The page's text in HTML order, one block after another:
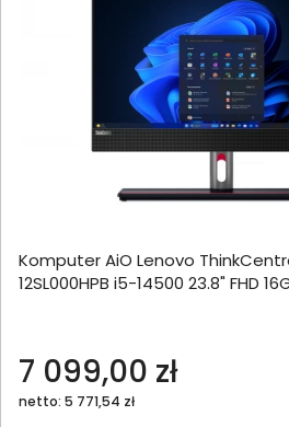
Komputer AiO Lenovo
12SL000HPB i5-14500 23.8" FHD
7 099,00 zł
netto: 5 771,54 zł